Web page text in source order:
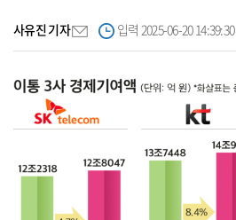
사유진 기자 입력 2025-06-20 14:39:30